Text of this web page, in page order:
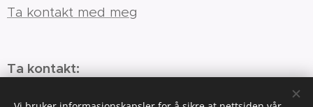
Ta kontakt med meg
Ta kontakt:
Mgislost@hotmail.com